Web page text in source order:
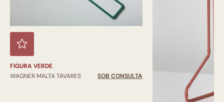
FIGURA VERDE
WAGNER MALTA TAVARES
SOB CONSULTA